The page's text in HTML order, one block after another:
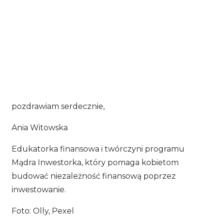
pozdrawiam serdecznie,
Ania Witowska
Edukatorka finansowa i twórczyni programu
Mądra Inwestorka, który pomaga kobietom
budować niezależność finansową poprzez
inwestowanie.
Foto: Olly, Pexel